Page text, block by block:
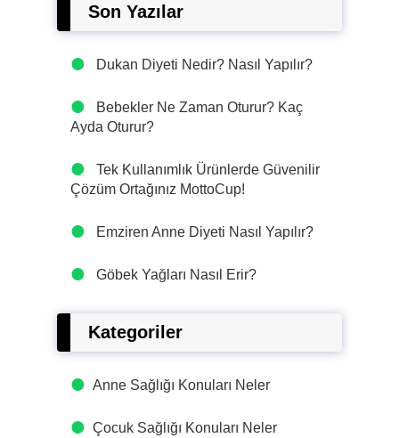
Son Yazılar
Dukan Diyeti Nedir? Nasıl Yapılır?
Bebekler Ne Zaman Oturur? Kaç
Ayda Oturur?
Tek Kullanımlık Ürünlerde Güvenilir
Çözüm Ortağınız MottoCup!
Emziren Anne Diyeti Nasıl Yapılır?
Göbek Yağları Nasıl Erir?
Kategoriler
Anne Sağlığı Konuları Neler
Çocuk Sağlığı Konuları Neler